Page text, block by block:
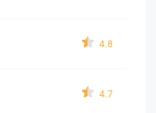
4.8
4.7